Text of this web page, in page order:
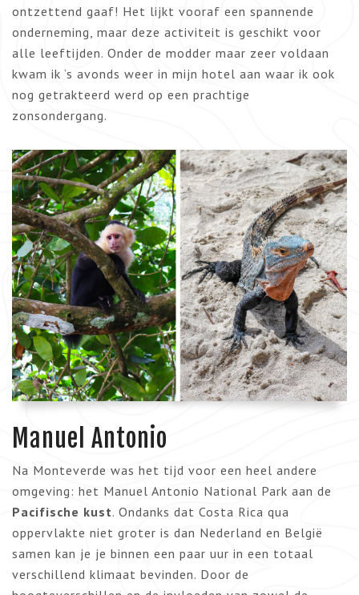
ontzettend gaaf! Het lijkt vooraf een spannende
onderneming, maar deze activiteit is geschikt voor
alle leeftijden. Onder de modder maar zeer voldaan
kwam ik ‘s avonds weer in mijn hotel aan waar ik ook
nog getrakteerd werd op een prachtige
zonsondergang.
Manuel Antonio
Na Monteverde was het tijd voor een heel andere
omgeving: het Manuel Antonio National Park aan de
Pacifische kust. Ondanks dat Costa Rica qua
oppervlakte niet groter is dan Nederland en België
samen kan je je binnen een paar uur in een totaal
verschillend klimaat bevinden. Door de